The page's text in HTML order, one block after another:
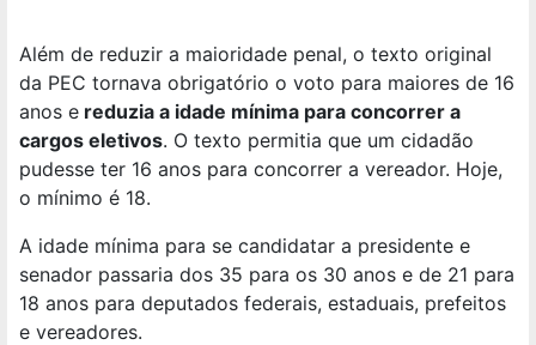
Além de reduzir a maioridade penal, o texto original
da PEC tornava obrigatório o voto para maiores de 16
anos e reduzia a idade mínima para concorrer a
cargos eletivos. O texto permitia que um cidadão
pudesse ter 16 anos para concorrer a vereador. Hoje,
o mínimo é 18.
A idade mínima para se candidatar a presidente e
senador passaria dos 35 para os 30 anos e de 21 para
18 anos para deputados federais, estaduais, prefeitos
e vereadores.